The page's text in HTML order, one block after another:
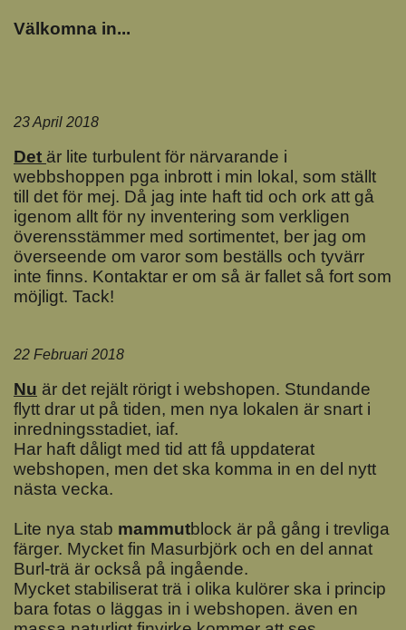
Välkomna in...
23 April 2018
Det är lite turbulent för närvarande i
webbshoppen pga inbrott i min lokal, som ställt
till det för mej. Då jag inte haft tid och ork att gå
igenom allt för ny inventering som verkligen
överensstämmer med sortimentet, ber jag om
överseende om varor som beställs och tyvärr
inte finns. Kontaktar er om så är fallet så fort som
möjligt. Tack!
22 Februari 2018
Nu är det rejält rörigt i webshopen. Stundande
flytt drar ut på tiden, men nya lokalen är snart i
inredningsstadiet, iaf.
Har haft dåligt med tid att få uppdaterat
webshopen, men det ska komma in en del nytt
nästa vecka.
Lite nya stab mammutblock är på gång i trevliga
färger. Mycket fin Masurbjörk och en del annat
Burl-trä är också på ingående.
Mycket stabiliserat trä i olika kulörer ska i princip
bara fotas o läggas in i webshopen. även en